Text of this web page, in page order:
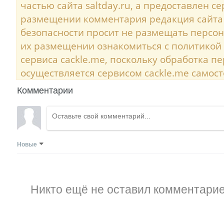
частью сайта saltday.ru, а предоставлен
размещении комментария редакция
безопасности просит не размещать
их размещении ознакомиться с
сервиса cackle.me, поскольку обработка
осуществляется сервисом cackle.me
Комментарии
Новые
Никто ещё не оставил